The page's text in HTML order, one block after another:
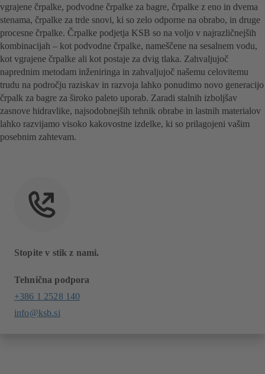
vgrajene črpalke, podvodne črpalke za bagre, črpalke z eno in dvema
stenama, črpalke za trde snovi, ki so zelo odporne na obrabo, in druge
procesne črpalke. Črpalke podjetja KSB so na voljo v najrazličnejših
kombinacijah – kot podvodne črpalke, nameščene na sesalnem vodu,
kot vgrajene črpalke ali kot postaje za dvig tlaka. Zahvaljujoč
naprednim metodam inženiringa in zahvaljujoč našemu celovitemu
trudu na področju raziskav in razvoja lahko ponudimo novo generacijo
črpalk za bagre za široko paleto uporab. Zaradi stalnih izboljšav
zasnove hidravlike, najsodobnejših tehnik obrabe in lastnih materialov
lahko razvijamo visoko kakovostne izdelke, ki so prilagojeni vašim
posebnim zahtevam.
Stopite v stik z nami.
Tehnična podpora
+386 1 2528 140
info@ksb.si